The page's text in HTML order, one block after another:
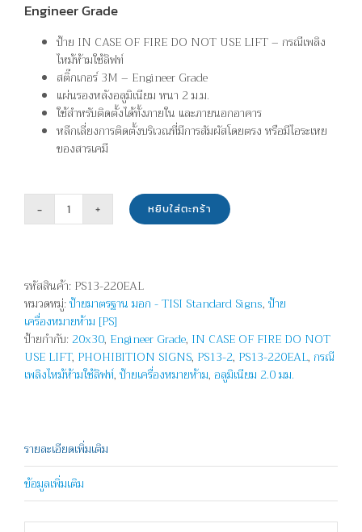
Engineer Grade
ป้าย IN CASE OF FIRE DO NOT USE LIFT – กรณีเพลิง
ไหม้ห้ามใช้ลิฟท์
สติ๊กเกอร์ 3M – Engineer Grade
แผ่นรองหลังอลูมิเนียม หนา 2 ม.ม.
ใช้สำหรับติดตั้งได้ทั้งภายใน และภายนอกอาคาร
หลีกเลี่ยงการติดตั้งบริเวณที่มีการสัมผัสโดยตรง หรือมีไอระเหย
ของสารเคมี
จำนวน
ห้าม
ใช้
ลิฟท์-
IN
CASE
OF
USE
LIFT
ชิ้น
หยิบใส่ตะกร้า
รหัสสินค้า: PS13-220EAL
หมวดหมู่:ป้ายมาตรฐาน มอก - TISI Standard Signs, ป้าย
เครื่องหมายห้าม [PS]
ป้ายกำกับ:20x30, Engineer Grade, IN CASE OF FIRE DO NOT
USE LIFT, PHOHIBITION SIGNS, PS13-2, PS13-220EAL, กรณี
เพลิงไหม้ห้ามใช้ลิฟท์, ป้ายเครื่องหมายห้าม, อลูมิเนียม 2.0 มม.
รายละเอียดเพิ่มเติม
ข้อมูลเพิ่มเติม